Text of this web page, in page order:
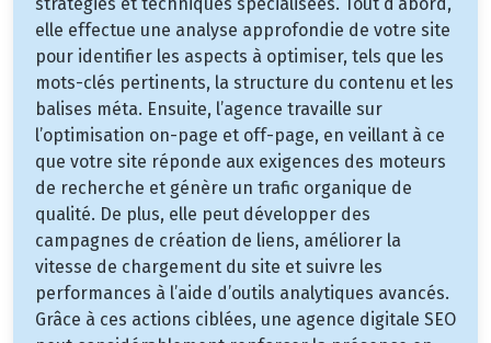
elle effectue une analyse approfondie de votre site
pour identifier les aspects à optimiser, tels que les
mots-clés pertinents, la structure du contenu et les
balises méta. Ensuite, l’agence travaille sur
l’optimisation on-page et off-page, en veillant à ce
que votre site réponde aux exigences des moteurs
de recherche et génère un trafic organique de
qualité. De plus, elle peut développer des
campagnes de création de liens, améliorer la
vitesse de chargement du site et suivre les
performances à l’aide d’outils analytiques avancés.
Grâce à ces actions ciblées, une agence digitale SEO